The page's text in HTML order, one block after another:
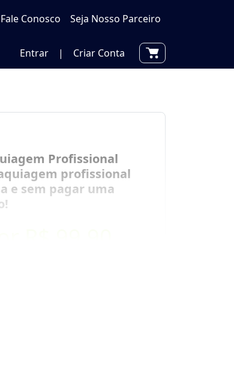
Fale Conosco Seja Nosso Parceiro
Entrar | Criar Conta
Profissional
profissional
e sem pagar uma